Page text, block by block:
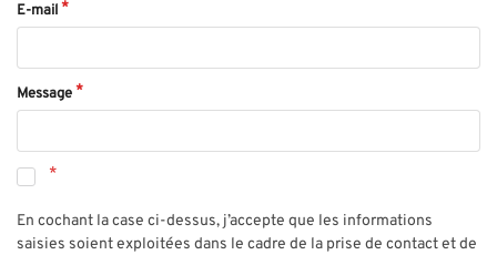
E-mail
Message
En cochant la case ci-dessus, j’accepte que les informations
saisies soient exploitées dans le cadre de la prise de contact et de